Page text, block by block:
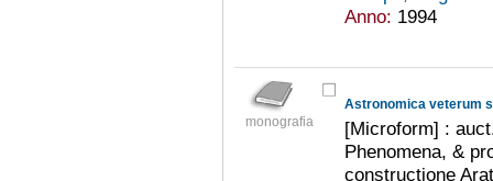
Anno: 1994
monografia
Astronomica veterum
[Microform] :
Phenomena, &
constructione